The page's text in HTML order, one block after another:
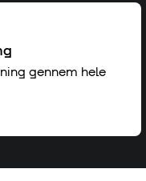
gennem hele